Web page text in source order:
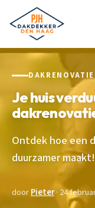
Je huis
Ontdek hoe een
duurzamer maakt!
doorPieter· 24